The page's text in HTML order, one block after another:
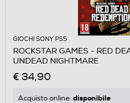
GIOCHI SONY PS5
ROCKSTAR GAMES - RED
UNDEAD NIGHTMARE
€ 34,90
Acquisto online: disponibile